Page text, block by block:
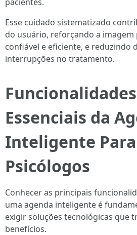
Esse cuidado sistematizado
do usuário, reforçando a
confiável e eficiente, e reduzindo
interrupções no tratamento.
Funcionalidades
Essenciais da
Inteligente Para
Psicólogos
Conhecer as principais
uma agenda inteligente é
exigir soluções tecnológicas que
benefícios.